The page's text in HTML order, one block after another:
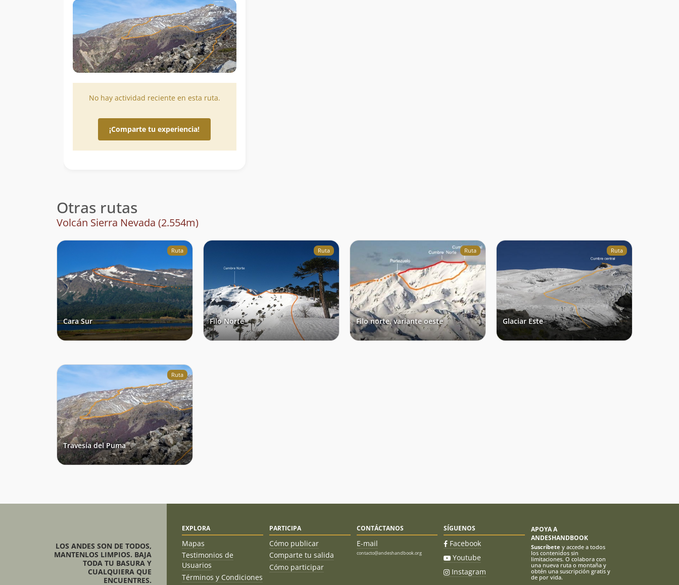
No hay actividad reciente en esta ruta.
¡Comparte tu experiencia!
Otras rutas
Volcán Sierra Nevada (2.554m)
Ruta
Cara Sur
Ruta
Filo Norte
Ruta
Filo norte, variante oeste
Ruta
Glaciar Este
Ruta
Travesía del Puma
LOS ANDES SON DE TODOS,
MANTENLOS LIMPIOS. BAJA
TODA TU BASURA Y
CUALQUIERA QUE
ENCUENTRES.
EXPLORA
Mapas
Testimonios de
Usuarios
Términos y Condiciones
PARTICIPA
Cómo publicar
Comparte tu salida
Cómo participar
CONTÁCTANOS
E-mail
contacto@andeshandbook.org
SÍGUENOS
Facebook
Youtube
Instagram
APOYA A
ANDESHANDBOOK
Suscríbete y accede a todos
los contenidos sin
limitaciones. O colabora con
una nueva ruta o montaña y
obtén una suscripción gratis y
de por vida.